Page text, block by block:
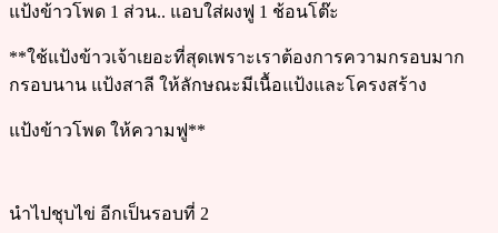
แป้งข้าวโพด 1 ส่วน.. แอบใส่ผงฟู 1 ช้อนโต๊ะ
**ใช้แป้งข้าวเจ้าเยอะที่สุดเพราะเราต้องการความกรอบมาก
กรอบนาน แป้งสาลี ให้ลักษณะมีเนื้อแป้งและโครงสร้าง
แป้งข้าวโพด ให้ความฟู**
นำไปชุบไข่ อีกเป็นรอบที่ 2